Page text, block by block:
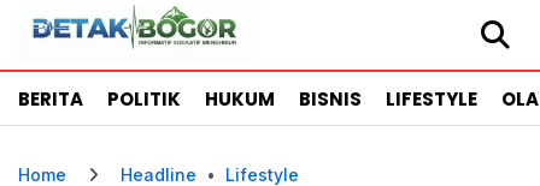
BERITA POLITIK HUKUM BISNIS LIFESTYLE
Home Headline • Lifestyle